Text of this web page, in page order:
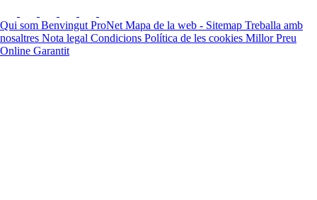
Qui som Benvingut ProNet Mapa de la web - Sitemap Treballa amb
nosaltres Nota legal Condicions Política de les cookies Millor Preu
Online Garantit